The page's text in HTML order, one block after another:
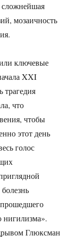
сложнейшая
мозаичность
ключевые
XXI
трагедия
что
чтобы
этот день
голос
нигилизма».
Глюксман